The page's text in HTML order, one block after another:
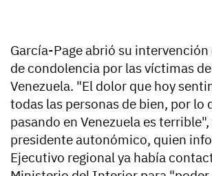
García-Page abrió su
de condolencia por las víctimas
Venezuela. "El dolor que hoy
todas las personas de bien, por lo
pasando en Venezuela es
presidente autonómico, quien
Ejecutivo regional ya había